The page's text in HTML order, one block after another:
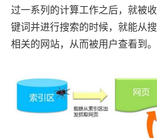
过一系列的计算工作之后，就被
键词并进行搜索的时候，就能从
相关的网站，从而被用户查看到。